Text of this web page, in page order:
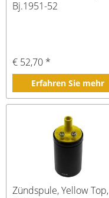
Bj.1951-52
€ 52,70 *
Erfahren Sie mehr
Zündspule, Yellow Top,